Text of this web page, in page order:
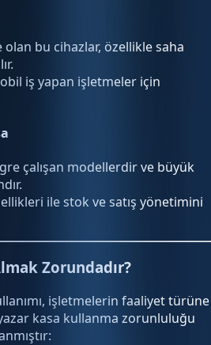
olan bu cihazlar, özellikle saha
iş yapan işletmeler için
çalışan modellerdir ve büyük
ile stok ve satış yönetimini
Zorundadır?
işletmelerin faaliyet türüne
kasa kullanma zorunluluğu